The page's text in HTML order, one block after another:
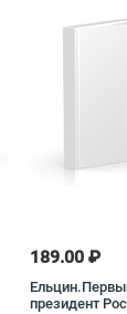
189.00 ₽
президент